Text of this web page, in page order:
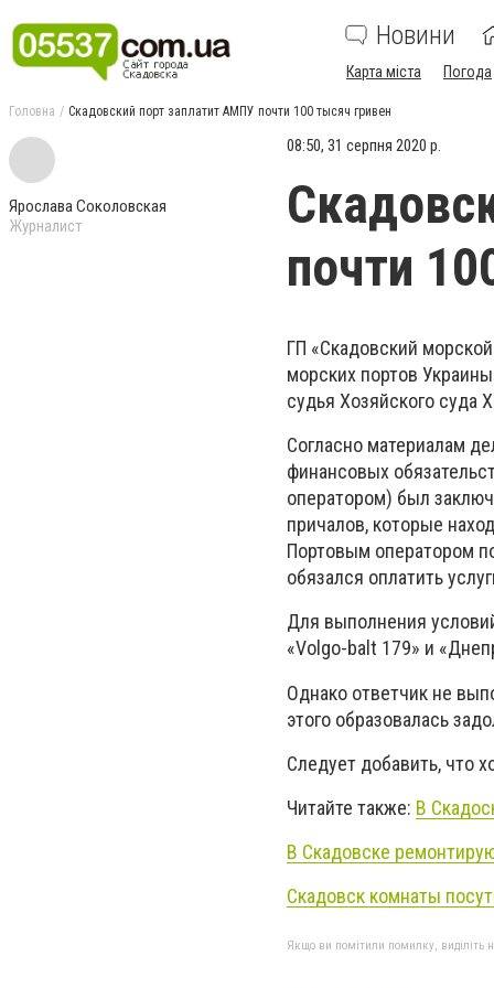
Новини
Карта міста Погода
Головна Скадовский порт заплатит АМПУ почти 100 тысяч гривен
Ярослава Соколовская
Журналист
08:50, 31 серпня 2020 р.
почти
ГП «Скадовский
морских портов
судья Хозяйского суда
Согласно материалам
финансовых
оператором) был
причалов, которые
Портовым оператором
обязался оплатить
Для выполнения
«Volgo-balt 179» и
Однако ответчик не
этого образовалась
Следует добавить, что
Читайте также: В
В Скадовске
Скадовск комнаты
Якщо ви помітили помилку, виділіть